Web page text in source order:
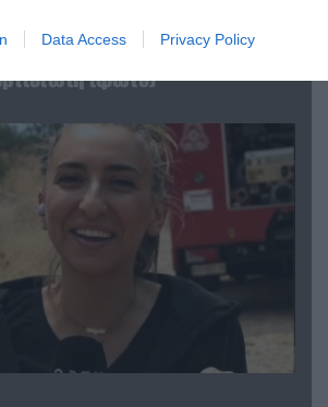
Data Access Privacy Policy
τελευταίο «αντίο» στον πρώην
(φωτο)